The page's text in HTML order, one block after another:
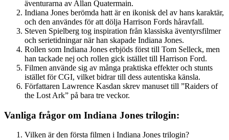
äventurarna av Allan Quatermain.
Indiana Jones berömda hatt är en ikonisk del av hans karaktär,
och den användes för att dölja Harrison Fords håravfall.
Steven Spielberg tog inspiration från klassiska äventyrsfilmer
och serietidningar när han skapade Indiana Jones.
Rollen som Indiana Jones erbjöds först till Tom Selleck, men
han tackade nej och rollen gick istället till Harrison Ford.
Filmen använde sig av många praktiska effekter och stunts
istället för CGI, vilket bidrar till dess autentiska känsla.
Författaren Lawrence Kasdan skrev manuset till ”Raiders of
the Lost Ark” på bara tre veckor.
Vanliga frågor om Indiana Jones trilogin:
Vilken är den första filmen i Indiana Jones trilogin?